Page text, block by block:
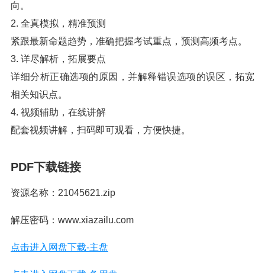
向。
2. 全真模拟，精准预测
紧跟最新命题趋势，准确把握考试重点，预测高频考点。
3. 详尽解析，拓展要点
详细分析正确选项的原因，并解释错误选项的误区，拓宽
相关知识点。
4. 视频辅助，在线讲解
配套视频讲解，扫码即可观看，方便快捷。
PDF下载链接
资源名称：21045621.zip
解压密码：www.xiazailu.com
点击进入网盘下载-主盘